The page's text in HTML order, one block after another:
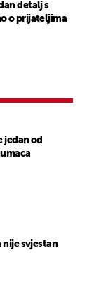
detalj s
o prijateljima
jedan od
nije svjestan